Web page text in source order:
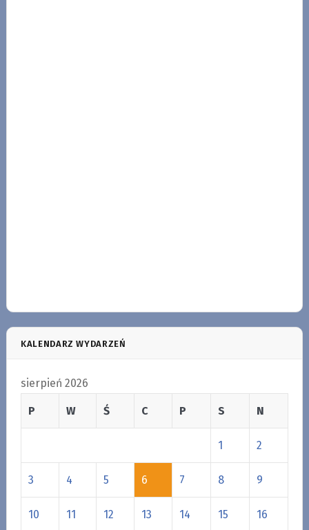
KALENDARZ WYDARZEŃ
sierpień 2026
P W Ś C P S N
1 2
3 4 5 6 7 8 9
10 11 12 13 14 15 16